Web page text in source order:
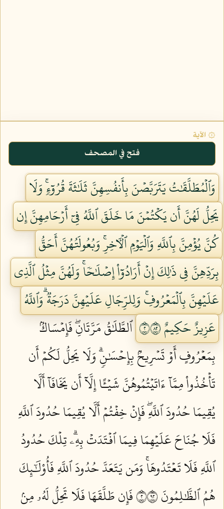
۞ الآية
فتح في المصحف
وَٱلۡمُطَلَّقَٰتُ يَتَرَبَّصۡنَ بِأَنفُسِهِنَّ ثَلَٰثَةَ قُرُوٓءٖۚ وَلَا
يَحِلُّ لَهُنَّ أَن يَكۡتُمۡنَ مَا خَلَقَ ٱللَّهُ فِيٓ أَرۡحَامِهِنَّ إِن
كُنَّ يُؤۡمِنَّ بِٱللَّهِ وَٱلۡيَوۡمِ ٱلۡأٓخِرِۚ وَبُعُولَتُهُنَّ أَحَقُّ
بِرَدِّهِنَّ فِي ذَٰلِكَ إِنۡ أَرَادُوٓاْ إِصۡلَٰحٗاۚ وَلَهُنَّ مِثۡلُ ٱلَّذِي
عَلَيۡهِنَّ بِٱلۡمَعۡرُوفِۚ وَلِلرِّجَالِ عَلَيۡهِنَّ دَرَجَةٞۗ وَٱللَّهُ
عَزِيزٌ حَكِيمٌ ٢٢٨
ٱلطَّلَٰقُ مَرَّتَانِۖ فَإِمۡسَاكُۢ
بِمَعۡرُوفٍ أَوۡ تَسۡرِيحُۢ بِإِحۡسَٰنٖۗ وَلَا يَحِلُّ لَكُمۡ أَن
تَأۡخُذُواْ مِمَّآ ءَاتَيۡتُمُوهُنَّ شَيۡـًٔا إِلَّآ أَن يَخَافَآ أَلَّا
يُقِيمَا حُدُودَ ٱللَّهِۖ فَإِنۡ خِفۡتُمۡ أَلَّا يُقِيمَا حُدُودَ ٱللَّهِ
فَلَا جُنَاحَ عَلَيۡهِمَا فِيمَا ٱفۡتَدَتۡ بِهِۦۗ تِلۡكَ حُدُودُ
ٱللَّهِ فَلَا تَعۡتَدُوهَاۚ وَمَن يَتَعَدَّ حُدُودَ ٱللَّهِ فَأُوْلَٰٓئِكَ
هُمُ ٱلظَّٰلِمُونَ ٢٢٩
فَإِن طَلَّقَهَا فَلَا تَحِلُّ لَهُۥ مِنۢ